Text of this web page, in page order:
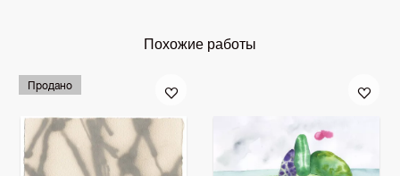
Похожие работы
Продано